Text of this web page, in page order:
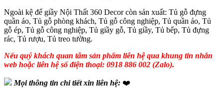
Ngoài kệ để giầy Nội Thất 360 Decor còn sản xuất: Tủ gỗ đựng
quần áo, Tủ gỗ phòng khách, Tủ gỗ công nghiệp, Tủ quần áo, Tủ
gỗ ép, Tủ gỗ công nghiệp, Tủ giầy gỗ, Tủ giầy, Tủ bếp, Tủ đựng
rác, Tủ rượu, Tủ treo tường.
Nếu quý khách quan tâm sản phẩm liên hệ qua khung tin nhắn
web hoặc liên hệ số điện thoại: 0918 886 002 (Zalo).
Mọi thông tin chi tiết xin liên hệ: ❤️